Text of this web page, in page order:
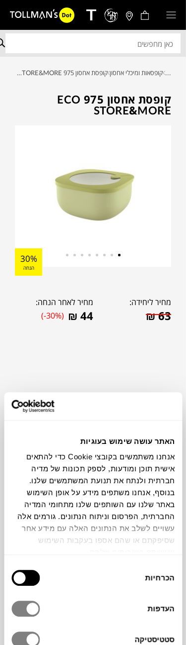
האתר עושה שימוש בעוגיות
אנחנו משתמשים בקובצי Cookie כדי להתאים
אישית תוכן ומודעות, לספק תכונות של מדיה
חברתית ולנתח את תנועת המשתמשים שלנו.
בנוסף, אנחנו משתפים מידע על אופן השימוש
באתר שלנו עם השותפים שלנו מתחומי המדיה
החברתית, הפרסום וניתוח הנתונים. גורמים אלה
עשויים לשלב את הנתונים האלה עם מידע אחר
שסיפקתם או שהם אספו בעקבות השימוש
הסכמה
הכרחיות
העדפות
סטטיסטיקה
... קופסאות ומיכלי אחסון קופסת אחסון 975 ECO STORE&MORE
קופסת אחסון 975 ECO
STORE&MORE
30%
הנחה
מחיר ליחידה:
₪63
מחיר לאחר הנחה:
₪ 44
(-30%)
קופסת אחסון מרובעת STORE&MORE BIO
של המותג האיטלקיGUZZINI. עשויה
מביו-פלסטיק מתכלה וידידותי לסביבה. צורתה
הקופסאות ניתנות לערימה ובעלת אטימות
לשיטת האיטום המיוחדת. מתאימות להקפאה
וקירור מזון, חימום במיקרו ללא הסרת המכסה